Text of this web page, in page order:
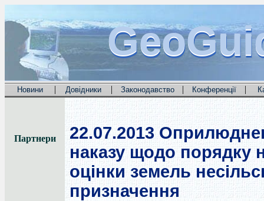
Новини | Довідники | Законодавство | Конференції |
Партнери 22.07.2013
наказу щодо порядку
оцінки земель
призначення